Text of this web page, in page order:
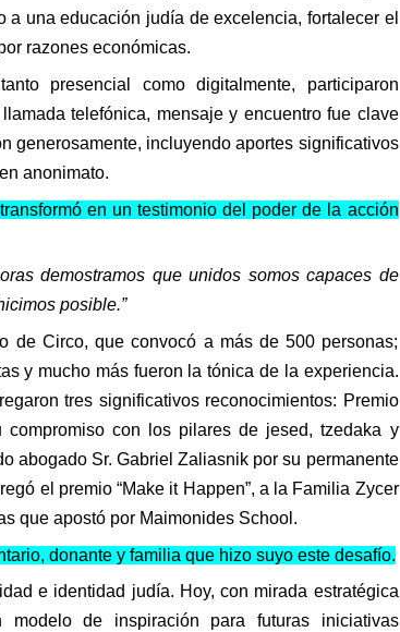
una educación judía de excelencia, fortalecer el
razones económicas.
presencial como digitalmente, participaron
telefónica, mensaje y encuentro fue clave
generosamente, incluyendo aportes significativos
anonimato.
en un testimonio del poder de la acción
demostramos que unidos somos capaces de
posible.”
de Circo, que convocó a más de 500 personas;
y mucho más fueron la tónica de la experiencia.
tres significativos reconocimientos: Premio
con los pilares de jesed,tzedaka y
abogado Sr. GabrielZaliasnik por su permanente
el premio “Make it Happen”, a la Familia Zycer
que apostó por Maimonides School.
donante y familia que hizo suyo este desafío.
e identidad judía. Hoy, con mirada estratégica
de inspiración para futuras iniciativas